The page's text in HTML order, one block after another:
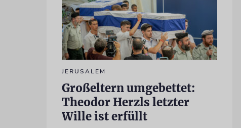
JERUSALEM
Großeltern umgebettet:
Theodor Herzls letzter
Wille ist erfüllt